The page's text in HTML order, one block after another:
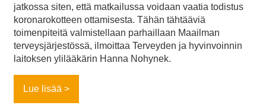
jatkossa siten, että matkailussa voidaan vaatia todistus
koronarokotteen ottamisesta. Tähän tähtääviä
toimenpiteitä valmistellaan parhaillaan Maailman
terveysjärjestössä, ilmoittaa Terveyden ja hyvinvoinnin
laitoksen ylilääkärin Hanna Nohynek.
Lue lisää